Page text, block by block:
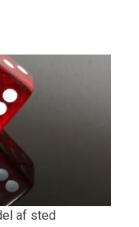
af sted